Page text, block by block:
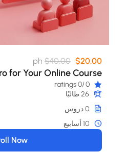
$40.00 $20.00
ph
Pro for Your Online Course
0
/0 ratings
26 طالبًا
0 دروس
10 أسابيع
Enroll Now